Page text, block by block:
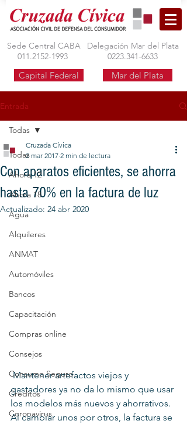
Sede Central CABA
011.2152-1993
Delegación Mar del Plata
0223.341-6633
Capital Federal Mar del Plata
Entrada
Todas
Ahora 12
Ahora 18
Agua
Alquileres
ANMAT
Automóviles
Bancos
Capacitación
Compras online
Consejos
Consumo Seguro
Creditos
Coronavirus
Todas
Con aparatos eficientes, se ahorra
hasta 70% en la factura de luz
Cruzada Cívica
2 mar 2017 2 min de lectura
Actualizado: 24 abr 2020
Mantener artefactos viejos y
gastadores ya no da lo mismo que usar
los modelos más nuevos y ahorrativos.
Al cambiar unos por otros, la factura se